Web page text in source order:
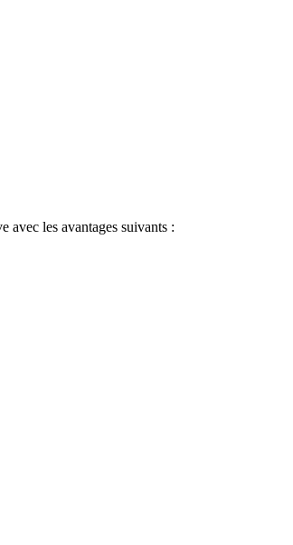
avec les avantages suivants :